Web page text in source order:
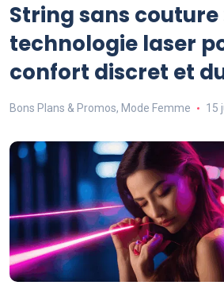
String sans couture
technologie laser
confort discret et
Bons Plans & Promos, Mode Femme 15